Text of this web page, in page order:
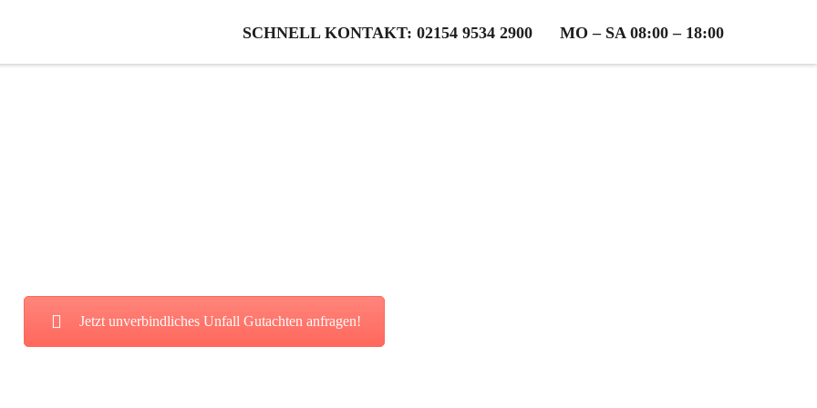
SCHNELL KONTAKT: 02154 9534 2900 MO – SA 08:00 – 18:00
Jetzt unverbindliches Unfall Gutachten anfragen!